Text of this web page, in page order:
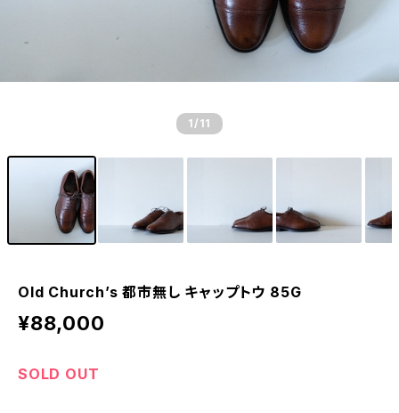
1 /11
Old Church’s 都市無し キャップトウ 85G
¥88,000
SOLD OUT